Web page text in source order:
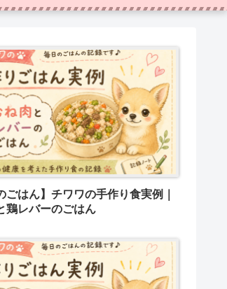
ごはん】チワワの手作り食実例｜
鶏レバーのごはん